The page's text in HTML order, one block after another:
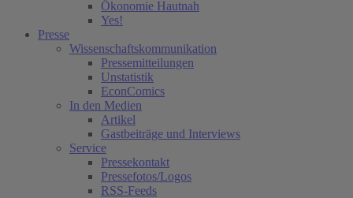
Ökonomie Hautnah
Yes!
Presse
Wissenschaftskommunikation
Pressemitteilungen
Unstatistik
EconComics
In den Medien
Artikel
Gastbeiträge und Interviews
Service
Pressekontakt
Pressefotos/Logos
RSS-Feeds